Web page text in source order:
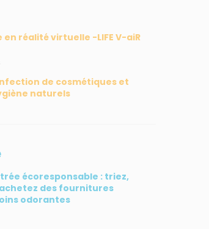
en réalité virtuelle -LIFE V-aiR
de cosmétiques et
naturels
écoresponsable : triez,
des fournitures
odorantes
31, rue du Pr. Raymond
Garcin, 97200 Fort-de-